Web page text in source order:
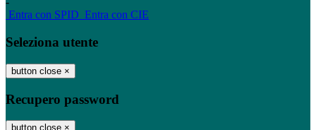
Entra con SPID Entra con CIE
Seleziona utente
button close ×
Recupero password
button close ×